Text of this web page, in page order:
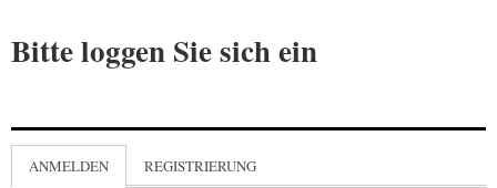
Bitte loggen Sie sich ein
ANMELDEN REGISTRIERUNG